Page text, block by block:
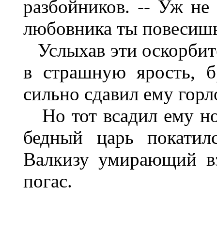
разбойников. -- Уж
любовника ты
Услыхав эти
в страшную ярость,
сильно сдавил ему
Но тот всадил ему
бедный царь
Валкизу умирающий
погас.